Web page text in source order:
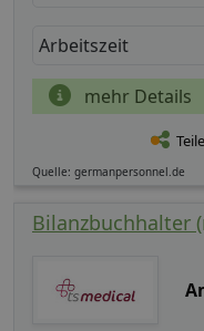
Arbeitszeit
mehr Details
Quelle: germanpersonnel.de
Bilanzbuchhalter